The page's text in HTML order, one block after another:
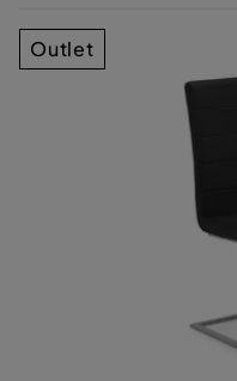
Outlet